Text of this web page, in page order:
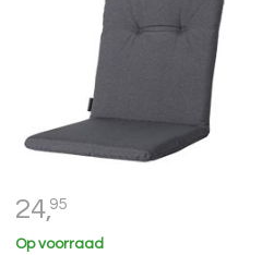
24,95
Op voorraad